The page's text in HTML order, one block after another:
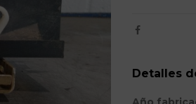
Detalles